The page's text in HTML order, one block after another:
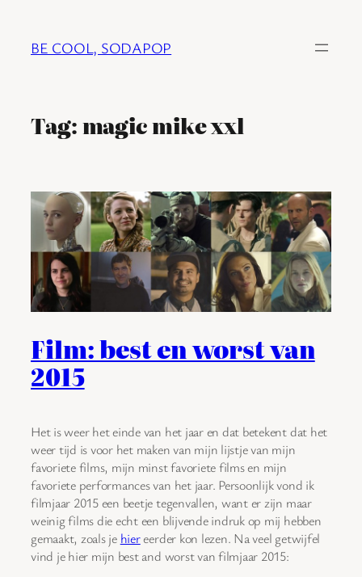
BE COOL, SODAPOP
Tag:magic mike xxl
Film: best en worst van
2015
Het is weer het einde van het jaar en dat betekent dat het
weer tijd is voor het maken van mijn lijstje van mijn
favoriete films, mijn minst favoriete films en mijn
favoriete performances van het jaar. Persoonlijk vond ik
filmjaar 2015 een beetje tegenvallen, want er zijn maar
weinig films die echt een blijvende indruk op mij hebben
gemaakt, zoals je hiereerder kon lezen. Na veel getwijfel
vind je hier mijn best and worst van filmjaar 2015: